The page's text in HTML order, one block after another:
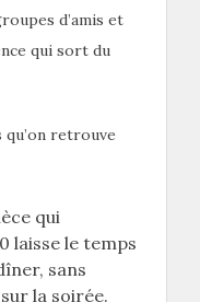
d’amis et
qui sort du
qu’on retrouve
qui
laisse le temps
sans
la soirée.